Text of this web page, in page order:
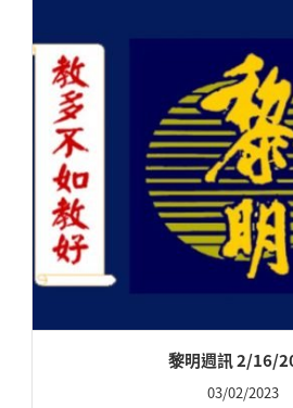
黎明週訊 2/16/
03/02/2023